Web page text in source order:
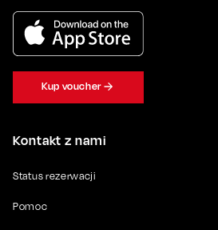
Kontakt z nami
Status rezerwacji
Pomoc
Kup voucher